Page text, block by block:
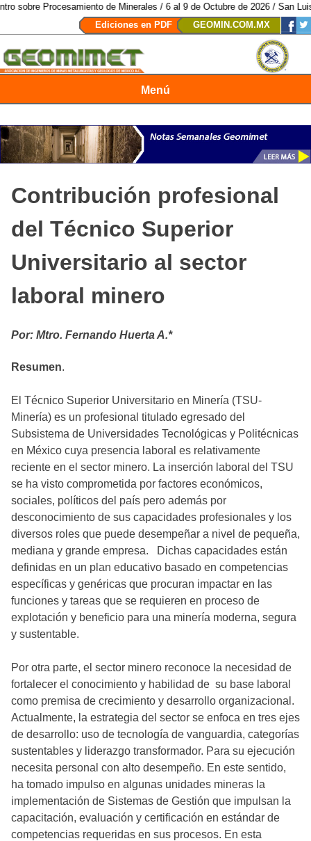
de Minerales / 6 al 9 de Octubre de 2026 / San Luis Potosí,
Ediciones en PDF
GEOMIN.COM.MX
Menú
Contribución profesional
del Técnico Superior
Universitario al sector
laboral minero
Por: Mtro. Fernando Huerta A.*
Resumen.
El Técnico Superior Universitario en Minería (TSU-
Minería) es un profesional titulado egresado del
Subsistema de Universidades Tecnológicas y Politécnicas
en México cuya presencia laboral es relativamente
reciente en el sector minero. La inserción laboral del TSU
se ha visto comprometida por factores económicos,
sociales, políticos del país pero además por
desconocimiento de sus capacidades profesionales y los
diversos roles que puede desempeñar a nivel de pequeña,
mediana y grande empresa. Dichas capacidades están
definidas en un plan educativo basado en competencias
específicas y genéricas que procuran impactar en las
funciones y tareas que se requieren en proceso de
explotación y beneficio para una minería moderna, segura
y sustentable.
Por otra parte, el sector minero reconoce la necesidad de
fortalecer el conocimiento y habilidad de su base laboral
como premisa de crecimiento y desarrollo organizacional.
Actualmente, la estrategia del sector se enfoca en tres ejes
de desarrollo: uso de tecnología de vanguardia, categorías
sustentables y liderazgo transformador. Para su ejecución
necesita personal con alto desempeño. En este sentido,
ha tomado impulso en algunas unidades mineras la
implementación de Sistemas de Gestión que impulsan la
capacitación, evaluación y certificación en estándar de
competencias requeridas en sus procesos. En esta